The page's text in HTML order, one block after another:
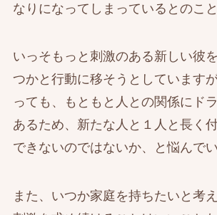
なりになってしまっているとのこと
いっそもっと刺激のある新しい彼
つかと行動に移そうとしています
っても、もともと人との関係にド
あるため、新たな人と１人と長く
できないのではないか、と悩んでい
また、いつか家庭を持ちたいと考